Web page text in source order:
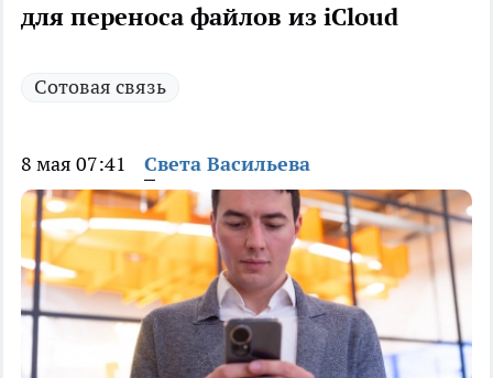
для переноса файлов из iCloud
Сотовая связь
8 мая 07:41 Света Васильева